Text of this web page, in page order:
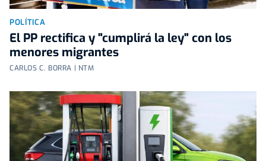
POLÍTICA
El PP rectifica y "cumplirá la ley" con los
menores migrantes
CARLOS C. BORRA | NTM